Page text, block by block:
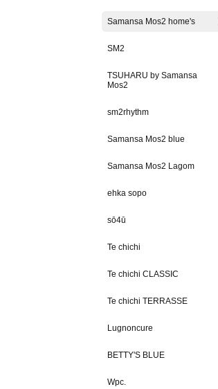
Samansa Mos2 home's
SM2
TSUHARU by Samansa
Mos2
sm2rhythm
Samansa Mos2 blue
Samansa Mos2 Lagom
ehka sopo
sō4ū
Te chichi
Te chichi CLASSIC
Te chichi TERRASSE
Lugnoncure
BETTY'S BLUE
Wpc.